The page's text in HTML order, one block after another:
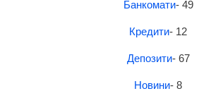
Банкомати- 49
Кредити- 12
Депозити- 67
Новини- 8